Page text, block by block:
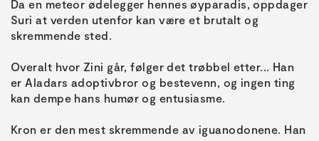
Da en meteor ødelegger hennes øyparadis, oppdager
Suri at verden utenfor kan være et brutalt og
Overalt hvor Zini går, følger det trøbbel etter... Han
er Aladars adoptivbror og bestevenn, og ingen ting
Kron er den mest skremmende av iguanodonene. Han